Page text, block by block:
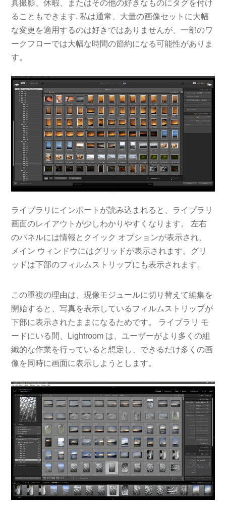
真撮影、休暇、またはその他の好きなものにタグを付け
ることもできます. 私は通常、大量の画像セットに大幅
な変更を適用するのは好きではありませんが、一部のワ
ークフローでは大幅な時間の節約になる可能性がありま
す。
ライブラリにインポートが読み込まれると、ライブラリ
画面のレイアウトが少しわかりやすくなります。 左右
のパネルには情報とクイック オプションが表示され、
メイン ウィンドウにはグリッドが表示されます。グリ
ッドは下部のフィルムストリップにも表示されます。
この重複の理由は、現像モジュールに切り替えて編集を
開始すると、写真を表示しているフィルムストリップが
下部に表示されたままになるためです。 ライブラリ モ
ードにいる間、Lightroom は、ユーザーがより多くの組
織的な作業を行っていると想定し、できるだけ多くの画
像を同時に画面に表示しようとします。